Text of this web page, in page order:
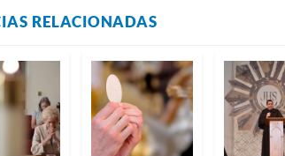
RELACIONADAS